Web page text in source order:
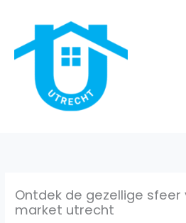
inhoud
Ontdek de gezellige
market utrecht